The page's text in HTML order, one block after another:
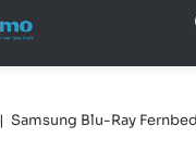
Samsung Blu-Ray